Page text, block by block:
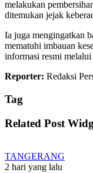
melakukan
ditemukan jejak
Ia juga mengingatkan
mematuhi imbauan
informasi resmi
Reporter: Redaksi
Tag
Related Post
TANGERANG
2 hari yang lalu